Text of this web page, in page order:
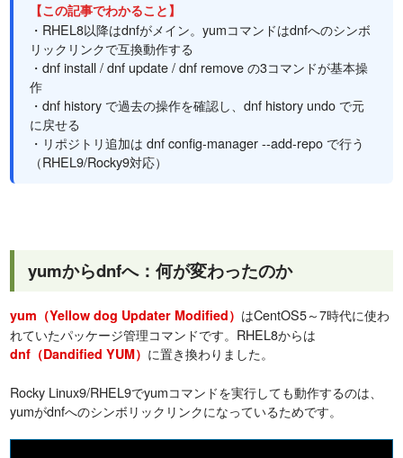
【この記事でわかること】
・RHEL8以降はdnfがメイン。yumコマンドはdnfへのシンボ
リックリンクで互換動作する
・dnf install / dnf update / dnf remove の3コマンドが基本操
作
・dnf history で過去の操作を確認し、dnf history undo で元
に戻せる
・リポジトリ追加は dnf config-manager --add-repo で行う
（RHEL9/Rocky9対応）
yumからdnfへ：何が変わったのか
yum（Yellow dog Updater Modified） はCentOS5～7時代に使わ
れていたパッケージ管理コマンドです。RHEL8からは
dnf（Dandified YUM） に置き換わりました。
Rocky Linux9/RHEL9でyumコマンドを実行しても動作するのは、
yumがdnfへのシンボリックリンクになっているためです。